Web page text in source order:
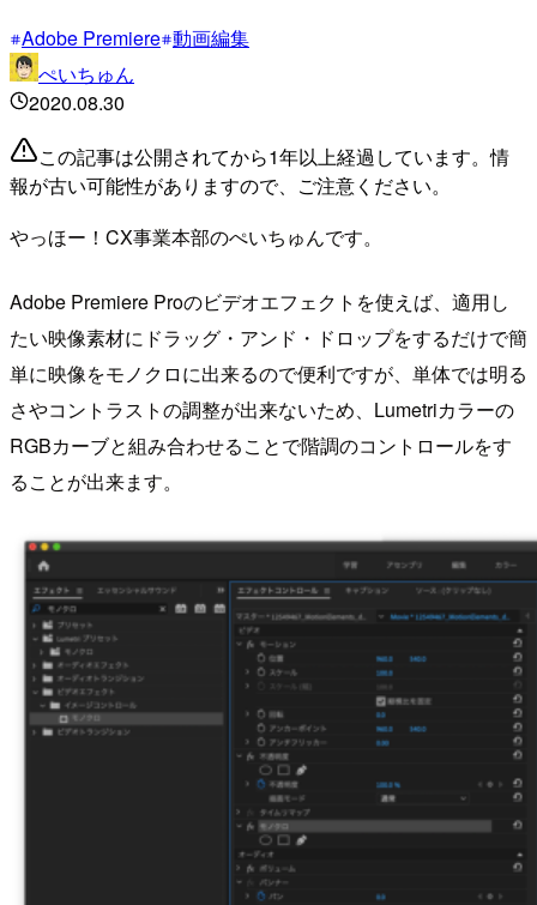
Adobe Premiere 動画編集
ぺいちゅん
2020.08.30
この記事は公開されてから1年以上経過しています。情
報が古い可能性がありますので、ご注意ください。
やっほー！CX事業本部のぺいちゅんです。
Adobe Premiere Proのビデオエフェクトを使えば、適用し
たい映像素材にドラッグ・アンド・ドロップをするだけで簡
単に映像をモノクロに出来るので便利ですが、単体では明る
さやコントラストの調整が出来ないため、Lumetriカラーの
RGBカーブと組み合わせることで階調のコントロールをす
ることが出来ます。